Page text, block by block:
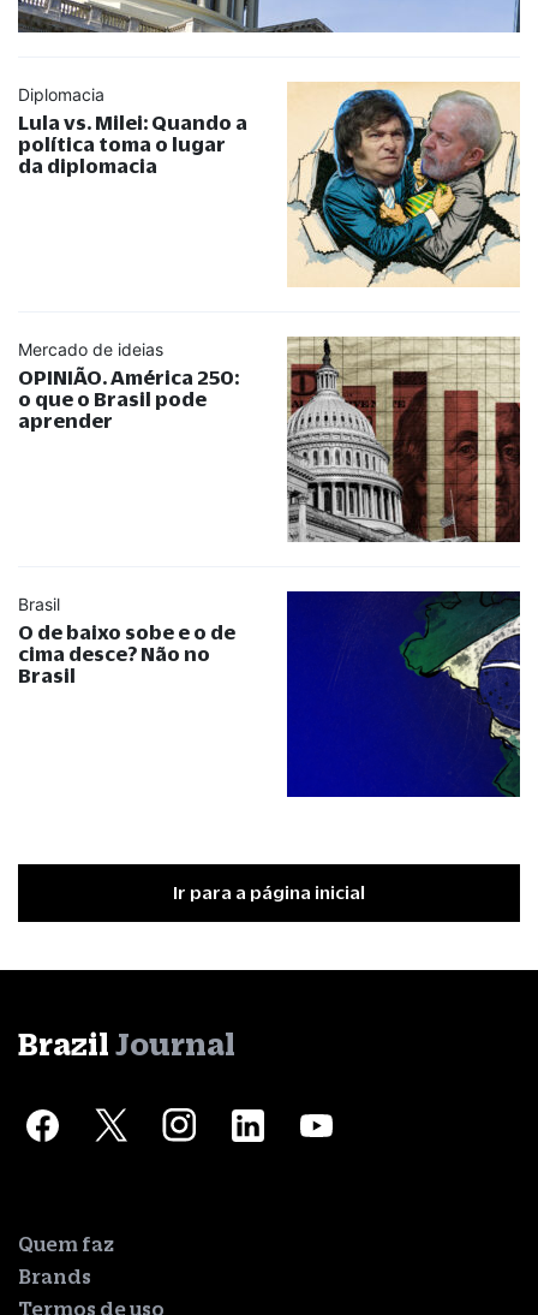
Diplomacia
Lula vs. Milei: Quando a
política toma o lugar
da diplomacia
Mercado de ideias
OPINIÃO. América 250:
o que o Brasil pode
aprender
Brasil
O de baixo sobe e o de
cima desce? Não no
Brasil
Ir para a página inicial
Brazil Journal
Quem faz
Brands
Termos de uso